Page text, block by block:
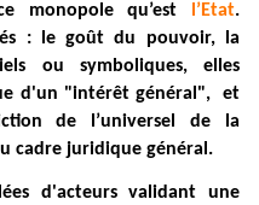
monopole qu’est
l’Etat.
: le goût du pouvoir, la
ou symboliques, elles
d'un "intérêt général", et
de l’universel de la
cadre juridique général.
d'acteurs validant une